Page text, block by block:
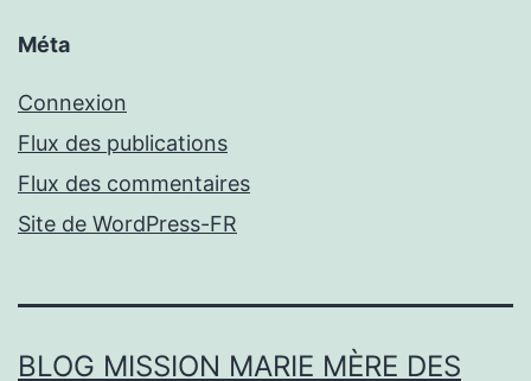
Méta
Connexion
Flux des publications
Flux des commentaires
Site de WordPress-FR
BLOG MISSION MARIE MÈRE DES